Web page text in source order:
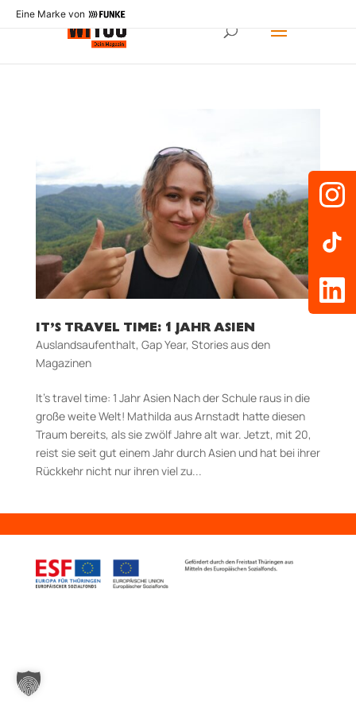
Eine Marke von
IT’S TRAVEL TIME: 1 JAHR ASIEN
Auslandsaufenthalt, Gap Year, Stories aus den
Magazinen
It’s travel time: 1 Jahr Asien Nach der Schule raus in die
große weite Welt! Mathilda aus Arnstadt hatte diesen
Traum bereits, als sie zwölf Jahre alt war. Jetzt, mit 20,
reist sie seit gut einem Jahr durch Asien und hat bei ihrer
Rückkehr nicht nur ihren viel zu...